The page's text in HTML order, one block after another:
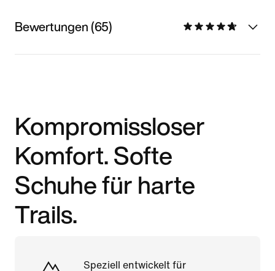
Bewertungen (65)
Kompromissloser
Komfort. Softe
Schuhe für harte
Trails.
Speziell entwickelt für